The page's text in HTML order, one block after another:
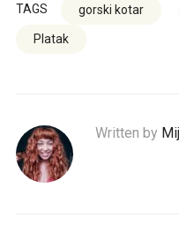
TAGS gorski kotar
Platak
Written by